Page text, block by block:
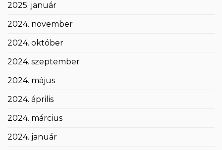
2025. január
2024. november
2024. október
2024. szeptember
2024. május
2024. április
2024. március
2024. január